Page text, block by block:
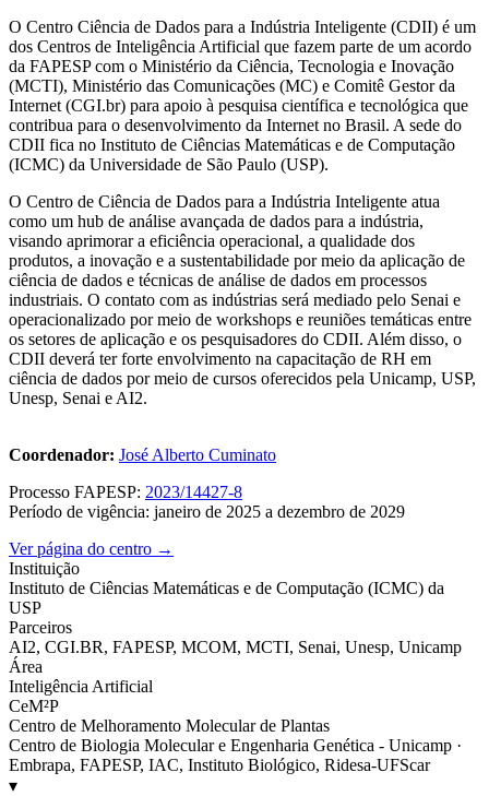
O Centro Ciência de Dados para a Indústria Inteligente (CDII) é um
dos Centros de Inteligência Artificial que fazem parte de um acordo
da FAPESP com o Ministério da Ciência, Tecnologia e Inovação
(MCTI), Ministério das Comunicações (MC) e Comitê Gestor da
Internet (CGI.br) para apoio à pesquisa científica e tecnológica que
contribua para o desenvolvimento da Internet no Brasil. A sede do
CDII fica no Instituto de Ciências Matemáticas e de Computação
(ICMC) da Universidade de São Paulo (USP).
O Centro de Ciência de Dados para a Indústria Inteligente atua
como um hub de análise avançada de dados para a indústria,
visando aprimorar a eficiência operacional, a qualidade dos
produtos, a inovação e a sustentabilidade por meio da aplicação de
ciência de dados e técnicas de análise de dados em processos
industriais. O contato com as indústrias será mediado pelo Senai e
operacionalizado por meio de workshops e reuniões temáticas entre
os setores de aplicação e os pesquisadores do CDII. Além disso, o
CDII deverá ter forte envolvimento na capacitação de RH em
ciência de dados por meio de cursos oferecidos pela Unicamp, USP,
Unesp, Senai e AI2.
Coordenador: José Alberto Cuminato
Processo FAPESP: 2023/14427-8
Período de vigência: janeiro de 2025 a dezembro de 2029
Ver página do centro →
Instituição
Instituto de Ciências Matemáticas e de Computação (ICMC) da
USP
Parceiros
AI2, CGI.BR, FAPESP, MCOM, MCTI, Senai, Unesp, Unicamp
Área
Inteligência Artificial
CeM²P
Centro de Melhoramento Molecular de Plantas
Centro de Biologia Molecular e Engenharia Genética - Unicamp ·
Embrapa, FAPESP, IAC, Instituto Biológico, Ridesa-UFScar
▾